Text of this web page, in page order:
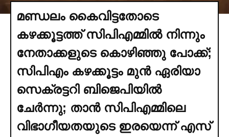
മണ്ഡലം കൈവിട്ടതോടെ
കഴക്കൂട്ടത്ത് സിപിഎമ്മില്‍ നിന്നും
നേതാക്കളുടെ കൊഴിഞ്ഞു പോക്ക്;
സിപിഎം കഴക്കൂട്ടം മുന്‍ ഏരിയാ
സെക്രട്ടറി ബിജെപിയില്‍
ചേര്‍ന്നു; താന്‍ സിപിഎമ്മിലെ
വിഭാഗീയതയുടെ ഇരയെന്ന് എസ്